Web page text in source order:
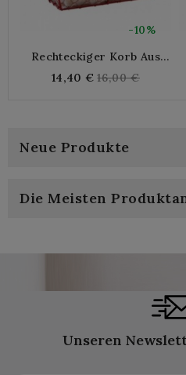
-10%
Rechteckiger Korb Aus
14,40 € Regular
16,00 €
Neue Produkte
Die Meisten
Unseren